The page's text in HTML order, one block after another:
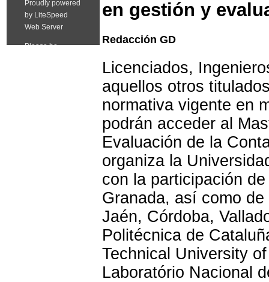
en gestión y
Redacción GD
Licenciados,
aquellos otros
normativa vigente en
podrán acceder al
Evaluación de la
organiza la
con la participación
Granada, así como
Jaén, Córdoba,
Politécnica de
Technical University
Laboratório Nacional